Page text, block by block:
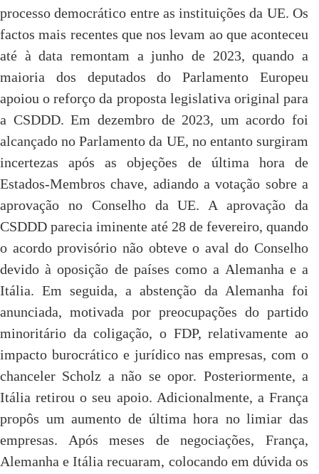
processo democrático entre as instituições da UE. Os
factos mais recentes que nos levam ao que aconteceu
até à data remontam a junho de 2023, quando a
maioria dos deputados do Parlamento Europeu
apoiou o reforço da proposta legislativa original para
a CSDDD. Em dezembro de 2023, um acordo foi
alcançado no Parlamento da UE, no entanto surgiram
incertezas após as objeções de última hora de
Estados-Membros chave, adiando a votação sobre a
aprovação no Conselho da UE. A aprovação da
CSDDD parecia iminente até 28 de fevereiro, quando
o acordo provisório não obteve o aval do Conselho
devido à oposição de países como a Alemanha e a
Itália. Em seguida, a abstenção da Alemanha foi
anunciada, motivada por preocupações do partido
minoritário da coligação, o FDP, relativamente ao
impacto burocrático e jurídico nas empresas, com o
chanceler Scholz a não se opor. Posteriormente, a
Itália retirou o seu apoio. Adicionalmente, a França
propôs um aumento de última hora no limiar das
empresas. Após meses de negociações, França,
Alemanha e Itália recuaram, colocando em dúvida os